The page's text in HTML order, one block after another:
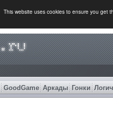
This website uses cookies to ensure you get
GoodGame Аркады Гонки